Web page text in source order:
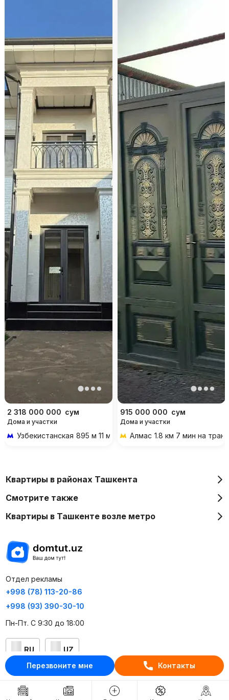
Перезвоните мне Контакты
2 318 000 000 сум
Дома и участки
Узбекистанская 895 м 11 мин пешком
915 000 000 сум
Дома и участки
Алмас 1.8 км 7 мин на
Квартиры в районах Ташкента
Смотрите также
Квартиры в Ташкенте возле метро
Отдел рекламы
+998 (78) 113-20-86
+998 (93) 390-30-10
Пн-Пт. С 9:30 до 18:00
RU UZ
Контакты
О проекте